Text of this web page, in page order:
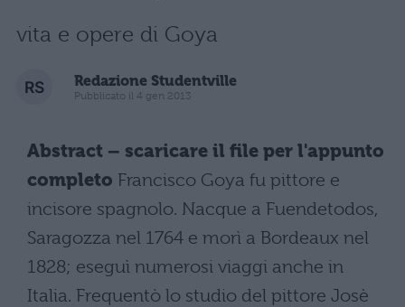
vita e opere di Goya
Redazione Studentville
Pubblicato il 4 gen 2013
Abstract – scaricare il file per l'appunto
completo Francisco Goya fu pittore e
incisore spagnolo. Nacque a Fuendetodos,
Saragozza nel 1764 e morì a Bordeaux nel
1828; eseguì numerosi viaggi anche in
Italia. Frequentò lo studio del pittore Josè